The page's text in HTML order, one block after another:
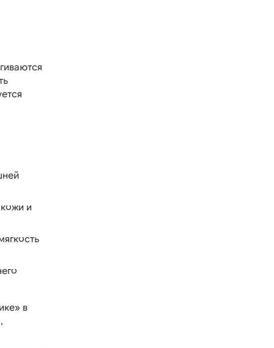
и
в